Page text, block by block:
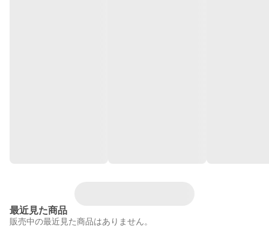
最近見た商品
販売中の最近見た商品はありません。